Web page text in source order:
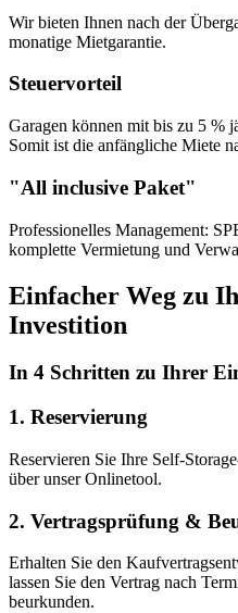
Wir bieten Ihnen nach der
monatige Mietgarantie.
Steuervorteil
Garagen können mit bis zu 5 %
Somit ist die anfängliche Miete
"All inclusive Paket"
Professionelles Management:
komplette Vermietung und
Einfacher Weg zu
Investition
In 4 Schritten zu Ihrer
1. Reservierung
Reservieren Sie Ihre Self-
über unser Onlinetool.
2. Vertragsprüfung &
Erhalten Sie den
lassen Sie den Vertrag nach
beurkunden.